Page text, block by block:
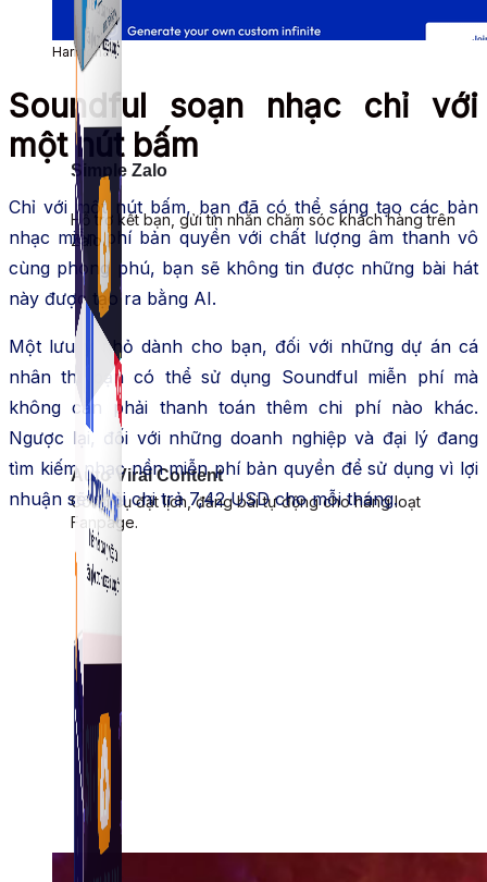
Auto Viral Content
Công cụ đặt lịch, đăng bài tự động cho hàng loạt
Fanpage.
Simple Zalo
Hỗ trợ kết bạn, gửi tin nhắn chăm sóc khách hàng trên
Zalo.
Harmonai
Soundful soạn nhạc chỉ với
một nút bấm
Chỉ với một nút bấm, bạn đã có thể sáng tạo các bản
nhạc miễn phí bản quyền với chất lượng âm thanh vô
cùng phong phú, bạn sẽ không tin được những bài hát
này được tạo ra bằng AI.
Một lưu ý nhỏ dành cho bạn, đối với những dự án cá
nhân thì bạn có thể sử dụng Soundful miễn phí mà
không cần phải thanh toán thêm chi phí nào khác.
Ngược lại, đối với những doanh nghiệp và đại lý đang
tìm kiếm nhạc nền miễn phí bản quyền để sử dụng vì lợi
nhuận sẽ phải chi trả 7,42 USD cho mỗi tháng.